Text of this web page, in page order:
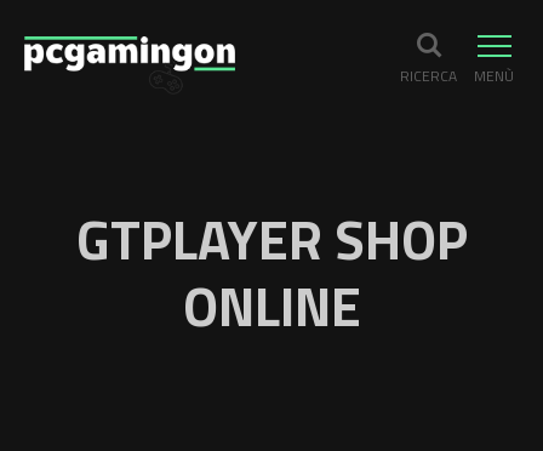
RICERCA MENÙ
GTPLAYER SHOP
ONLINE